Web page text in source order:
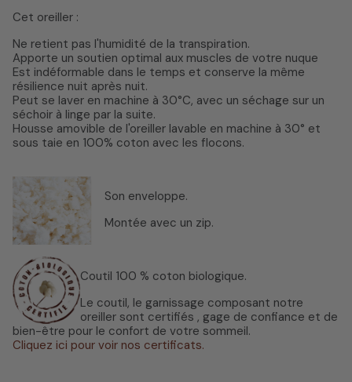
Cet oreiller :
Ne retient pas l'humidité de la transpiration.
Apporte un soutien optimal aux muscles de votre nuque
Est indéformable dans le temps et conserve la même
résilience nuit après nuit.
Peut se laver en machine à 30°C, avec un séchage sur un
séchoir à linge par la suite.
Housse amovible de l'oreiller lavable en machine à 30° et
sous taie en 100% coton avec les flocons.
Son enveloppe.
Montée avec un zip.
Coutil 100 % coton biologique.
Le coutil, le garnissage composant notre
oreiller sont certifiés , gage de confiance et de
bien-être pour le confort de votre sommeil.
Cliquez ici pour voir nos certificats.